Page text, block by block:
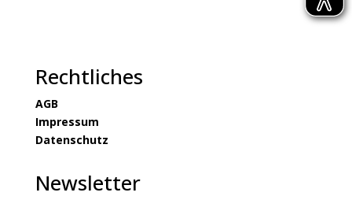
Rechtliches
AGB
Impressum
Datenschutz
Newsletter